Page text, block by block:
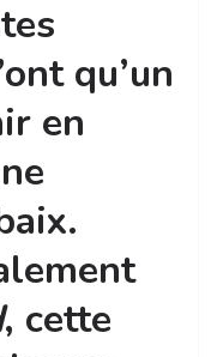
qu’un
en
, cette